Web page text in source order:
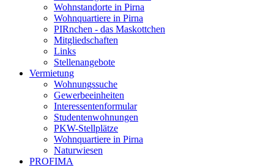
Wohnstandorte in Pirna
Wohnquartiere in Pirna
PIRnchen - das Maskottchen
Mitgliedschaften
Links
Stellenangebote
Vermietung
Wohnungssuche
Gewerbeeinheiten
Interessentenformular
Studentenwohnungen
PKW-Stellplätze
Wohnquartiere in Pirna
Naturwiesen
PROFIMA